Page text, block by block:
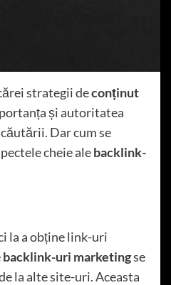
strategii deconținut
și autoritatea
Dar cum se
cheie alebacklink-
la a obține link-uri
backlink-uri marketingse
la alte site-uri. Aceasta